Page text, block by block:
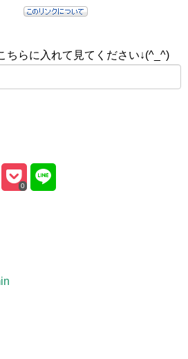
ちらに入れて見てください↓(^_^)
0